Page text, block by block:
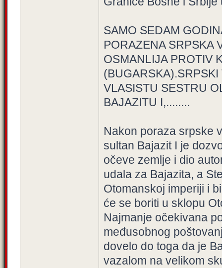
SAMO SEDAM
PORAZENA SRPSKA
OSMANLIJA PROTIV
VLASISTU SESTRU
BAJAZITU I,........
Nakon poraza srpske
sultan Bajazit I je
očeve zemlje i dio
udala za Bajazita, a
Otomanskoj imperiji i
će se boriti u sklopu
Najmanje očekivana
međusobnog
dovelo do toga da je
vazalom na velikom